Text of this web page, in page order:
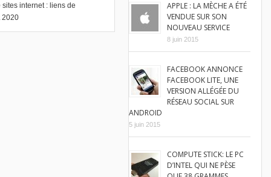
APPLE : LA MÈCHE A ÉTÉ
VENDUE SUR SON
NOUVEAU SERVICE
8 juin 2015
FACEBOOK ANNONCE
FACEBOOK LITE, UNE
VERSION ALLÉGÉE DU
RÉSEAU SOCIAL SUR
ANDROID
5 juin 2015
COMPUTE STICK: LE PC
D’INTEL QUI NE PÈSE
internet : liens de
2020